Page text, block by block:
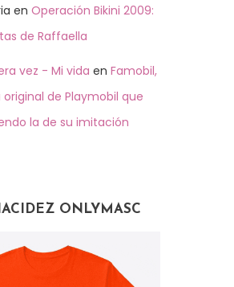
en Operación Bikini 2009:
de Raffaella
vez - Mi vida en Famobil,
de Playmobil que
la de su imitación
ONLYMASC